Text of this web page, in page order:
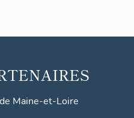
Maine-et-Loire